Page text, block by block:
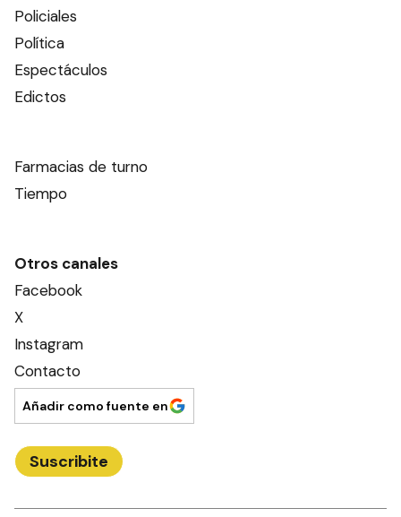
Policiales
Política
Espectáculos
Edictos
Farmacias de turno
Tiempo
Otros canales
Facebook
X
Instagram
Contacto
Añadir como fuente en
Suscribite